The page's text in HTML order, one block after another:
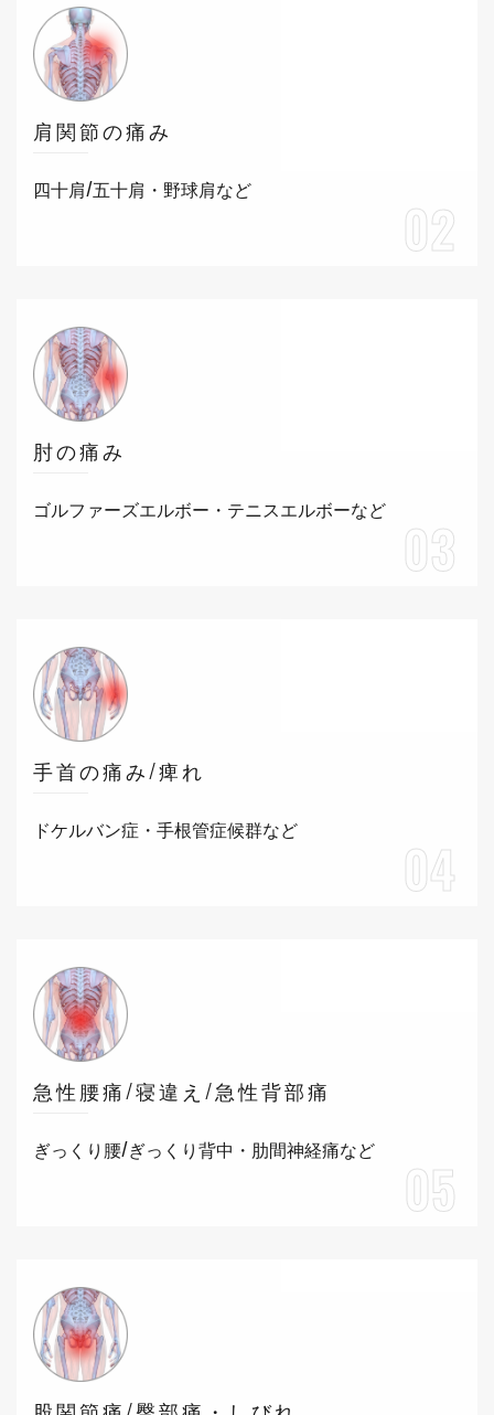
肩関節の痛み
四十肩/五十肩・野球肩など
02
肘の痛み
ゴルファーズエルボー・テニスエルボーなど
03
手首の痛み/痺れ
ドケルバン症・手根管症候群など
04
急性腰痛/寝違え/急性背部痛
ぎっくり腰/ぎっくり背中・肋間神経痛など
05